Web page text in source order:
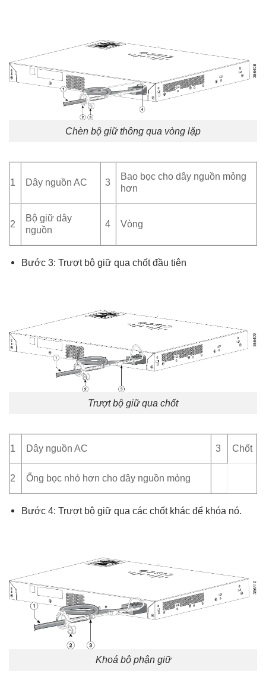
Chèn bộ giữ thông qua vòng lặp
1 Dây nguồn AC 3
Bao bọc cho dây nguồn mỏng
hơn
2
Bộ giữ dây
nguồn
4 Vòng
Bước 3: Trượt bộ giữ qua chốt đầu tiên
Trượt bộ giữ qua chốt
1 Dây nguồn AC 3 Chốt
2 Ống bọc nhỏ hơn cho dây nguồn mỏng
Bước 4: Trượt bộ giữ qua các chốt khác để khóa nó.
Khoá bộ phận giữ